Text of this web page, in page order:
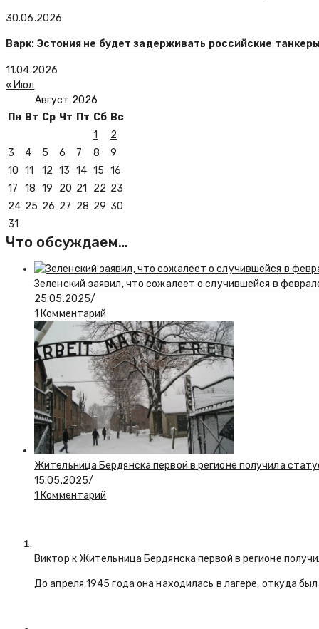
30.06.2026
Варк: Эстония не будет задерживать российские
11.04.2026
« Июл
Август 2026
Пн Вт Ср Чт Пт Сб Вс
1
2
3
4 5 6 7 8
9
10 11 12 13 14 15 16
17
18 19 20 21 22 23
24 25 26 27 28 29 30
31
Что обсуждаем…
Зеленский заявил, что сожалеет о случившейся в
25.05.2025/
1 Комментарий
Жительница Бердянска первой в регионе получила
15.05.2025/
1 Комментарий
Виктор к Жительница Бердянска первой в регионе
До апреля 1945 года она находилась в лагере, откуда